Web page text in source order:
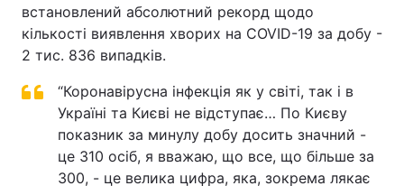
встановлений абсолютний рекорд щодо
кількості виявлення хворих на COVID-19 за добу -
2 тис. 836 випадків.
“Коронавірусна інфекція як у світі, так і в
Україні та Києві не відступає… По Києву
показник за минулу добу досить значний -
це 310 осіб, я вважаю, що все, що більше за
300, - це велика цифра, яка, зокрема лякає